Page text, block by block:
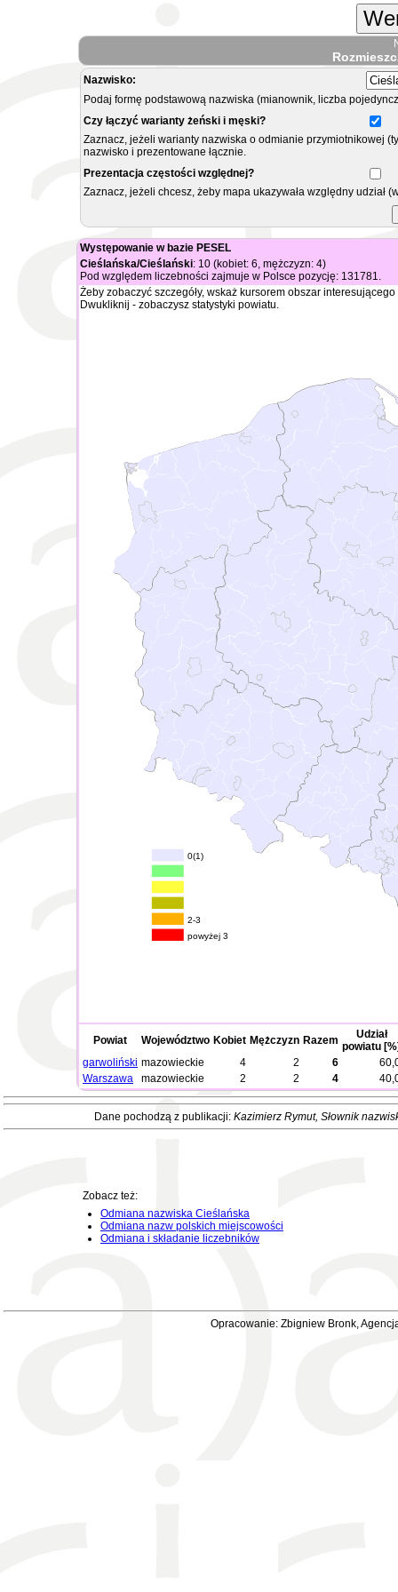
Nazwisko:
Podaj formę podstawową nazwiska (mianownik, liczba
Czy łączyć warianty żeński i męski?
Zaznacz, jeżeli warianty nazwiska o odmianie przymiotnikowej
nazwisko i prezentowane łącznie.
Prezentacja częstości względnej?
Zaznacz, jeżeli chcesz, żeby mapa ukazywała względny
Występowanie w bazie PESEL
Cieślańska/Cieślański: 10 (kobiet: 6, mężczyzn: 4)
Pod względem liczebności zajmuje w Polsce pozycję: 131781.
Żeby zobaczyć szczegóły, wskaż kursorem obszar
Dwukliknij - zobaczysz statystyki powiatu.
0(1)
2-3
powyżej 3
Powiat Województwo Kobiet Mężczyzn Razem
Udział
powiatu
garwoliński mazowieckie 4 2 6
Warszawa
mazowieckie 2 2 4
Dane pochodzą z publikacji: Kazimierz Rymut, Słownik
Zobacz też:
Odmiana nazwiska Cieślańska
Odmiana nazw polskich miejscowości
Odmiana i składanie liczebników
Opracowanie: Zbigniew Bronk,